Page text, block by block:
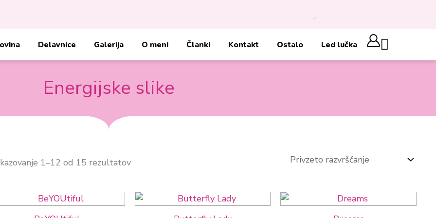
Delavnice Galerija O meni Članki Kontakt Ostalo Led lučka Cart
Energijske slike
1–12 od 15 rezultatov